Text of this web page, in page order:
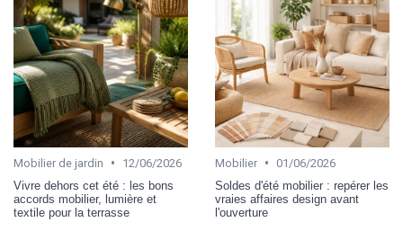
Mobilier de jardin •
12/06/2026
Vivre dehors cet été : les bons
accords mobilier, lumière et
textile pour la terrasse
Mobilier • 01/06/2026
Soldes d'été mobilier : repérer les
vraies affaires design avant
l'ouverture